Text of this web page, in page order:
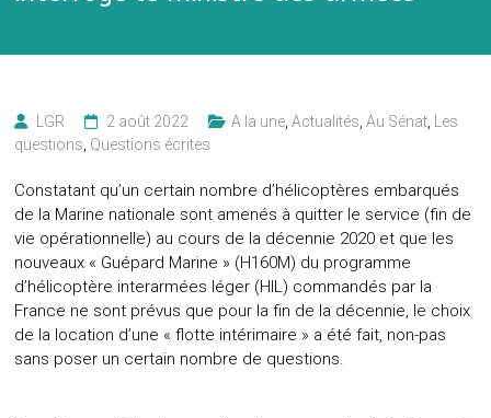
LGR 2 août 2022 A la une ,Actualités ,Au Sénat
Les
questions Questions écrites
Constatant qu’un certain nombre d’hélicoptères embarqués
de la Marine nationale sont amenés à quitter le service (fin de
vie opérationnelle) au cours de la décennie 2020 et que les
nouveaux « Guépard Marine » (H160M) du programme
d’hélicoptère interarmées léger (HIL) commandés par la
France ne sont prévus que pour la fin de la décennie, le choix
de la location d’une « flotte intérimaire » a été fait, non-pas
sans poser un certain nombre de questions.